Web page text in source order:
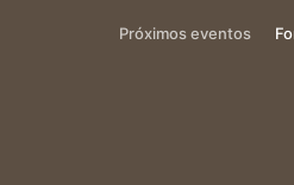
Próximos eventos